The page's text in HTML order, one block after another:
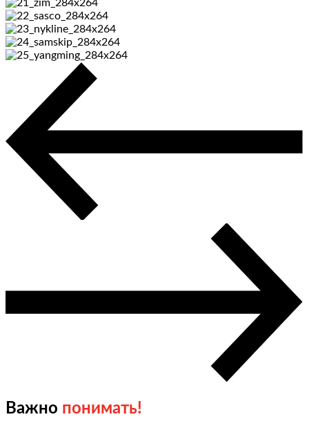
Важно понимать!